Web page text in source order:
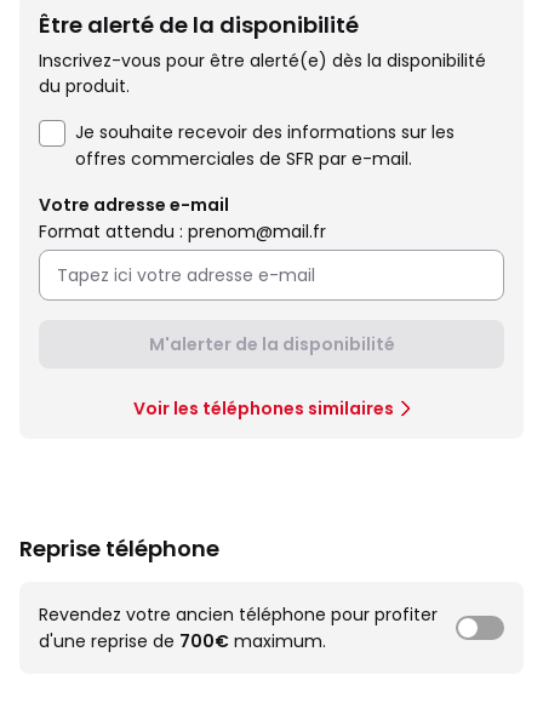
Être alerté de la disponibilité
Inscrivez-vous pour être alerté(e) dès la disponibilité
du produit.
Je souhaite recevoir des informations sur les
offres commerciales de SFR par e-mail.
Votre adresse e-mail
Format attendu : prenom@mail.fr
M'alerter de la disponibilité
Voir les téléphones similaires
Reprise téléphone
Revendez votre ancien téléphone pour profiter
d'une reprise de 700€ maximum.